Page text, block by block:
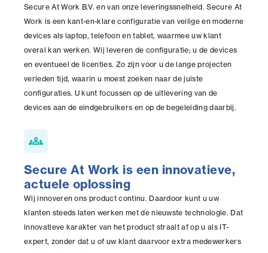
Secure At Work B.V. en van onze leveringssnelheid. Secure At
Work is een kant-en-klare configuratie van veilige en moderne
devices als laptop, telefoon en tablet, waarmee uw klant
overal kan werken. Wij leveren de configuratie; u de devices
en eventueel de licenties. Zo zijn voor u de lange projecten
verleden tijd, waarin u moest zoeken naar de juiste
configuraties. U kunt focussen op de uitlevering van de
devices aan de eindgebruikers en op de begeleiding daarbij.
groups
Secure At Work is een innovatieve,
actuele oplossing
Wij innoveren ons product continu. Daardoor kunt u uw
klanten steeds laten werken met de nieuwste technologie. Dat
innovatieve karakter van het product straalt af op u als IT-
expert, zonder dat u of uw klant daarvoor extra medewerkers